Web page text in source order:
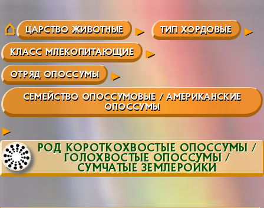
ЦАРСТВО ЖИВОТНЫЕ ТИП ХОРДОВЫЕ
КЛАСС МЛЕКОПИТАЮЩИЕ
ОТРЯД ОПОССУМЫ
СЕМЕЙСТВО ОПОССУМОВЫЕ / АМЕРИКАНСКИЕ
ОПОССУМЫ
РОД КОРОТКОХВОСТЫЕ ОПОССУМЫ /
ГОЛОХВОСТЫЕ ОПОССУМЫ /
СУМЧАТЫЕ ЗЕМЛЕРОЙКИ